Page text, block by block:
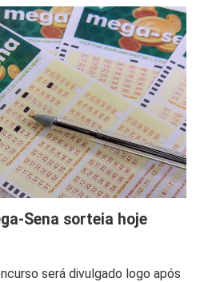
Sena sorteia hoje
será divulgado logo após